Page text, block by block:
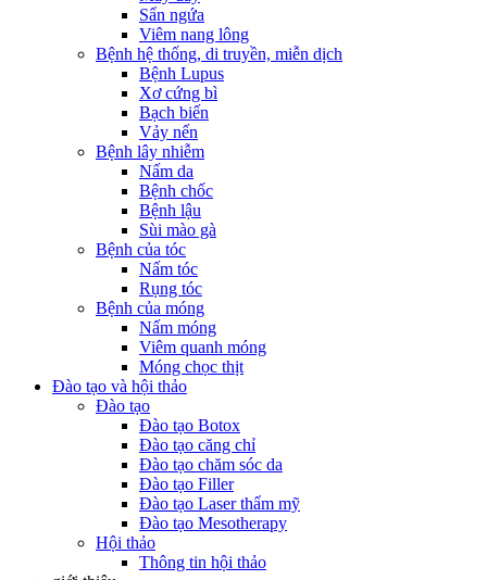
Sẩn ngứa
Viêm nang lông
Bệnh hệ thống, di truyền, miễn dịch
Bệnh Lupus
Xơ cứng bì
Bạch biến
Vảy nến
Bệnh lây nhiễm
Nấm da
Bệnh chốc
Bệnh lậu
Sùi mào gà
Bệnh của tóc
Nấm tóc
Rụng tóc
Bệnh của móng
Nấm móng
Viêm quanh móng
Móng chọc thịt
Đào tạo và hội thảo
Đào tạo
Đào tạo Botox
Đào tạo căng chỉ
Đào tạo chăm sóc da
Đào tạo Filler
Đào tạo Laser thẩm mỹ
Đào tạo Mesotherapy
Hội thảo
Thông tin hội thảo